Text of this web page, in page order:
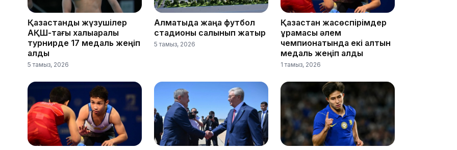
Қазақстандық жүзушілер
АҚШ-тағы халықаралық
турнирде 17 медаль жеңіп
алды
5 тамыз, 2026
Алматыда жаңа футбол
стадионы салынып жатыр
5 тамыз, 2026
Қазақстан жасөспірімдер
құрамасы әлем
чемпионатында екі алтын
медаль жеңіп алды
1 тамыз, 2026